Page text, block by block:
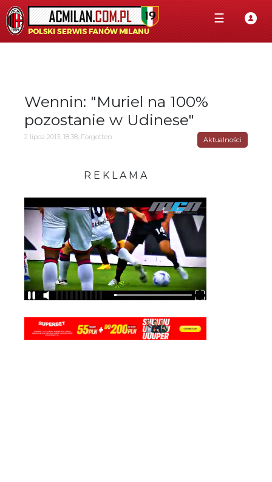
☰
Wennin: "Muriel na 100%
pozostanie w Udinese"
2 lipca 2013, 18:38, Forgotten Aktualności
R E K L A M A